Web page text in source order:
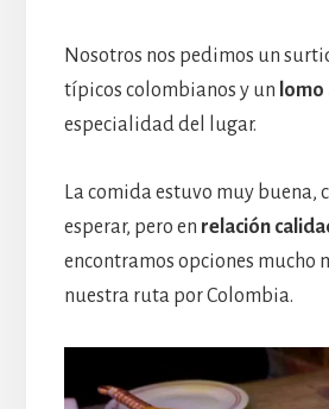
Nosotros nos pedimos un
típicos colombianos y un
especialidad del lugar.
La comida estuvo muy buena,
esperar, pero en relación
encontramos opciones mucho
nuestra ruta por Colombia.